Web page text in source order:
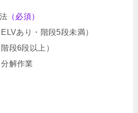
（必須）
あり・階段5段未満）
段6段以上）
解作業